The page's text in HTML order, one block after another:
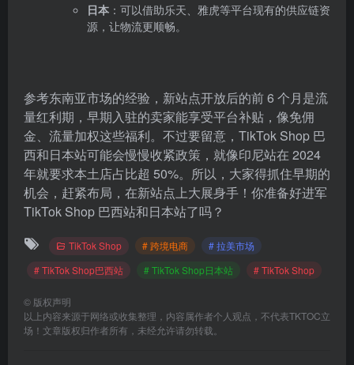
日本 ：可以借助乐天、雅虎等平台现有的供应链资
源，让物流更顺畅。
参考东南亚市场的经验，新站点开放后的前 6 个月是流
量红利期，早期入驻的卖家能享受平台补贴，像免佣
金、流量加权这些福利。不过要留意，TikTok Shop 巴
西和日本站可能会慢慢收紧政策，就像印尼站在 2024
年就要求本土店占比超 50%。所以，大家得抓住早期的
机会，赶紧布局，在新站点上大展身手！你准备好进军
TikTok Shop 巴西站和日本站了吗？
TikTok Shop # 跨境电商
# 拉美市场
# TikTok Shop巴西站
# TikTok Shop日本站 # TikTok Shop
© 版权声明
以上内容来源于网络或收集整理，内容属作者个人观点，不代表TKTOC立
场！文章版权归作者所有，未经允许请勿转载。